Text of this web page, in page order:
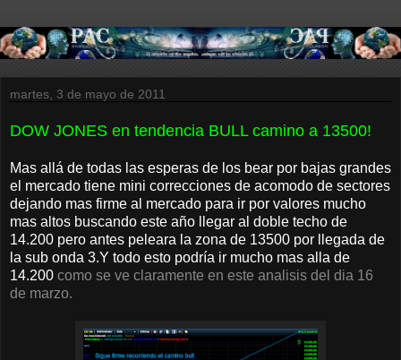
martes, 3 de mayo de 2011
DOW JONES en tendencia BULL camino a 13500!
Mas allá de todas las esperas de los bear por bajas grandes
el mercado tiene mini correcciones de acomodo de sectores
dejando mas firme al mercado para ir por valores mucho
mas altos buscando este año llegar al doble techo de
14.200 pero antes peleara la zona de 13500 por llegada de
la sub onda 3.Y todo esto podría ir mucho mas alla de
14.200 como se ve claramente en este analisis del dia 16
de marzo.